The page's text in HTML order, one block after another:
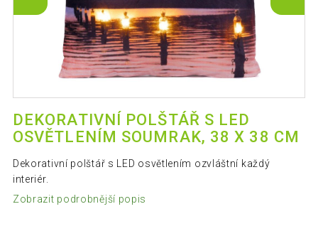
DEKORATIVNÍ POLŠTÁŘ S LED
OSVĚTLENÍM SOUMRAK, 38 X 38 CM
Dekorativní polštář s LED osvětlením ozvláštní každý
interiér.
Zobrazit podrobnější popis